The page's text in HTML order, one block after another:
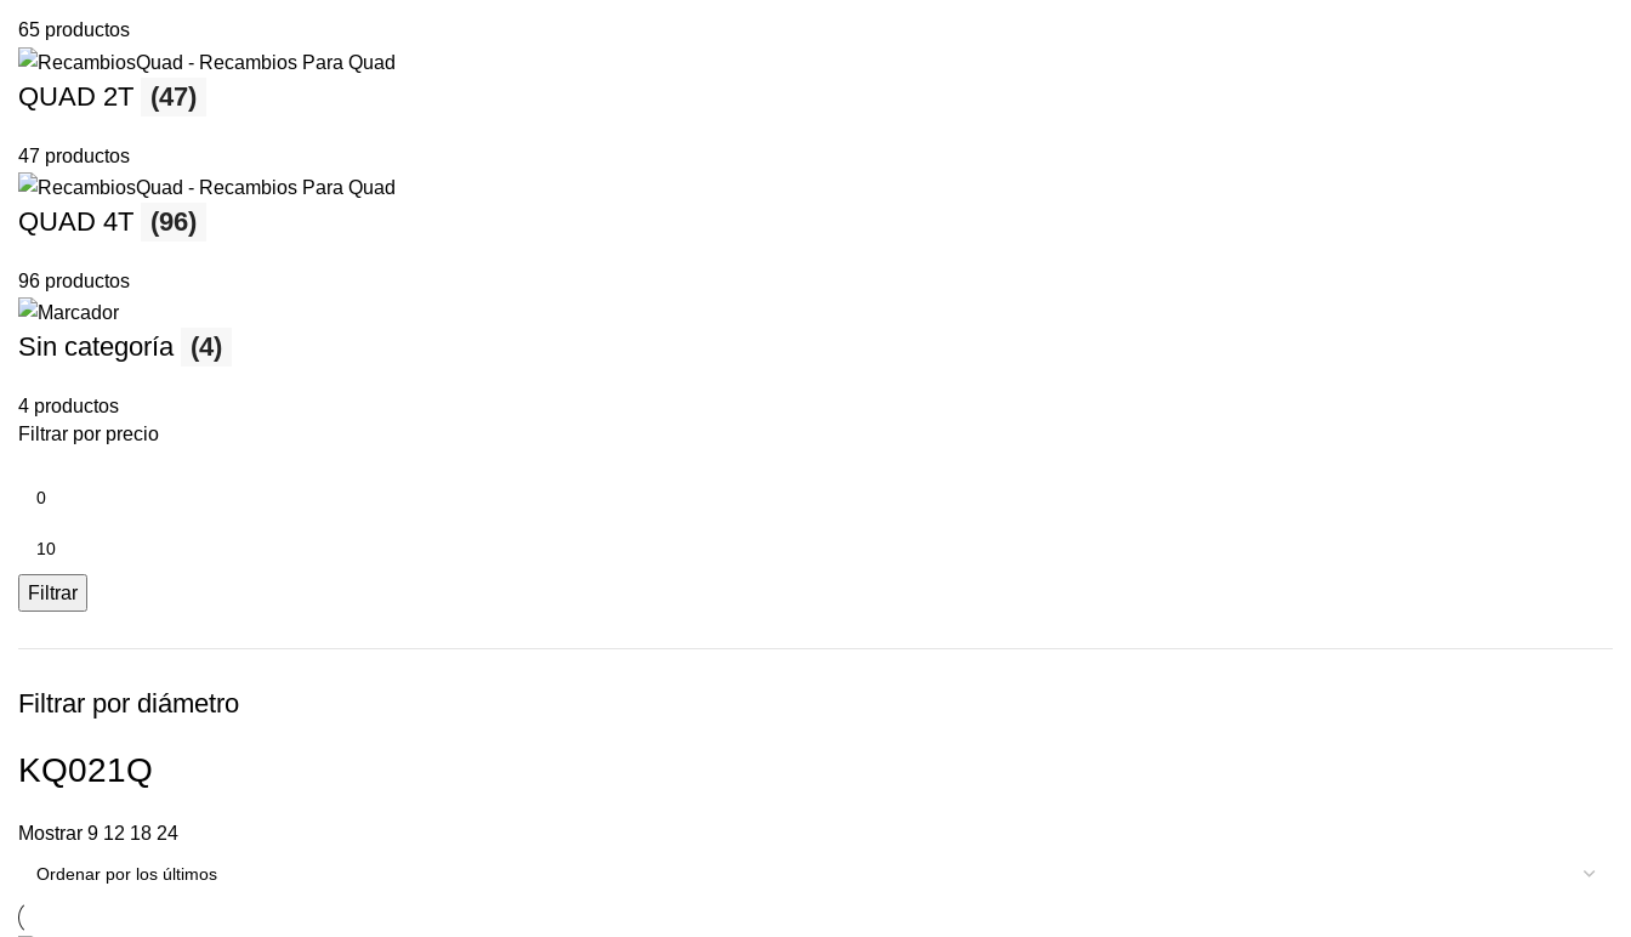
65 productos
QUAD 2T (47)
47 productos
QUAD 4T (96)
96 productos
Sin categoría (4)
4 productos
Filtrar por precio
Filtrar
Filtrar por diámetro
KQ021Q
Mostrar 9 12 18 24